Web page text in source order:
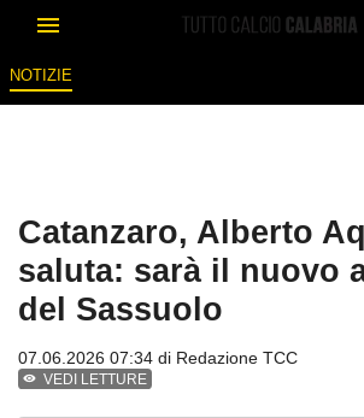
NOTIZIE
Catanzaro, Alberto
saluta: sarà il nuovo
del Sassuolo
07.06.2026 07:34 di Redazione TCC
VEDI LETTURE